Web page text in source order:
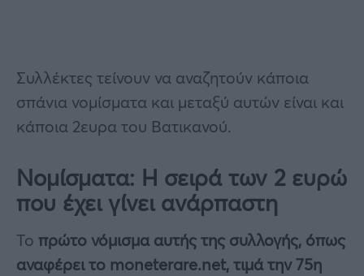
Συλλέκτες τείνουν να αναζητούν κάποια
σπάνια νομίσματα και μεταξύ αυτών είναι και
κάποια 2ευρα του Βατικανού.
Νομίσματα: Η σειρά των 2 ευρώ
που έχει γίνει ανάρπαστη
Το πρώτο νόμισμα αυτής της συλλογής, όπως
αναφέρει το moneterare.net, τιμά την 75η